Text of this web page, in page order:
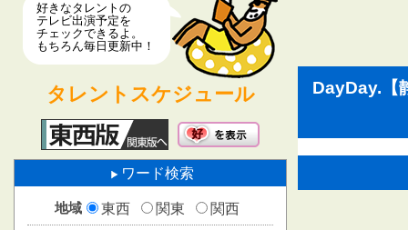
好きなタレントの
テレビ出演予定を
チェックできるよ。
もちろん毎日更新中！
タレントスケジュール
ワード検索
地域 東西 関東 関西
DayDay.【